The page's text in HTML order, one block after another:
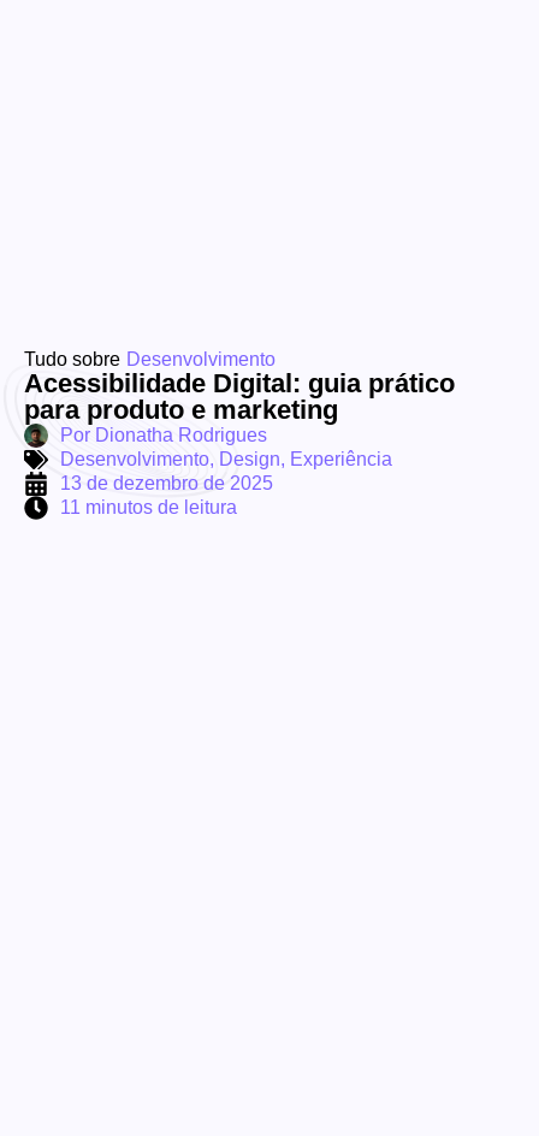
Tudo sobre Desenvolvimento
Acessibilidade Digital: guia prático
para produto e marketing
Por Dionatha Rodrigues
Desenvolvimento, Design, Experiência
13 de dezembro de 2025
11 minutos de leitura